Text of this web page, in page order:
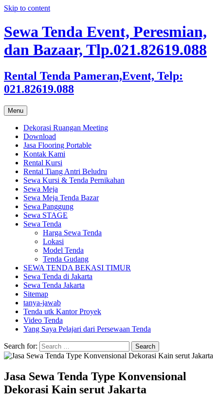
Skip to content
Sewa Tenda Event, Peresmian,
dan Bazaar, Tlp.021.82619.088
Rental Tenda Pameran,Event, Telp:
021.82619.088
Menu
Dekorasi Ruangan Meeting
Download
Jasa Flooring Portable
Kontak Kami
Rental Kursi
Rental Tiang Antri Beludru
Sewa Kursi & Tenda Pernikahan
Sewa Meja
Sewa Meja Tenda Bazar
Sewa Panggung
Sewa STAGE
Sewa Tenda
Harga Sewa Tenda
Lokasi
Model Tenda
Tenda Gudang
SEWA TENDA BEKASI TIMUR
Sewa Tenda di Jakarta
Sewa Tenda Jakarta
Sitemap
tanya-jawab
Tenda utk Kantor Proyek
Video Tenda
Yang Saya Pelajari dari Persewaan Tenda
Search for:
Jasa Sewa Tenda Type Konvensional
Dekorasi Kain serut Jakarta